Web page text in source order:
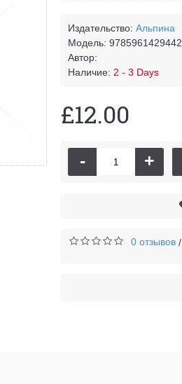
Издательство: Альпина
Модель: 9785961429442
Автор:
Наличие: 2 - 3 Days
£12.00
- +
0 отзывов /